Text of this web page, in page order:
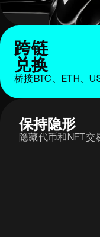
跨链
兑换
桥接BTC、ETH、
保持隐形
隐藏代币和NFT交